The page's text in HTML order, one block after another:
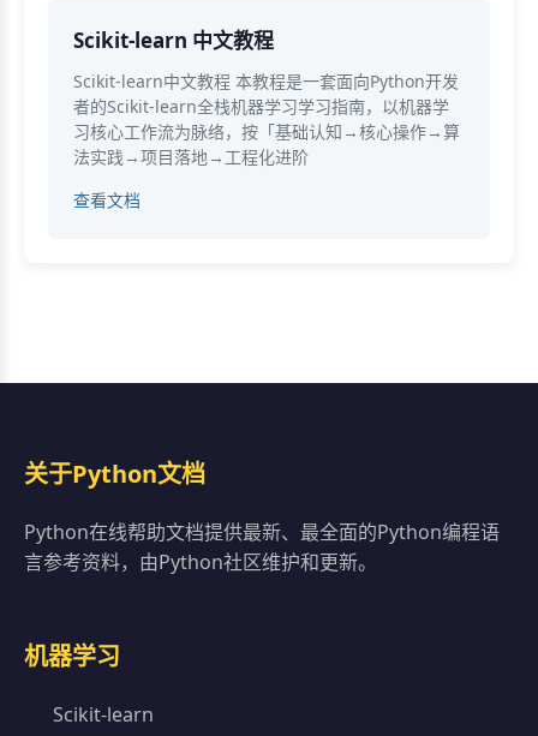
Scikit-learn 中文教程
Scikit-learn中文教程 本教程是一套面向Python开发
者的Scikit-learn全栈机器学习学习指南，以机器学
习核心工作流为脉络，按「基础认知→核心操作→算
法实践→项目落地→工程化进阶
查看文档
关于Python文档
Python在线帮助文档提供最新、最全面的Python编程语
言参考资料，由Python社区维护和更新。
机器学习
Scikit-learn